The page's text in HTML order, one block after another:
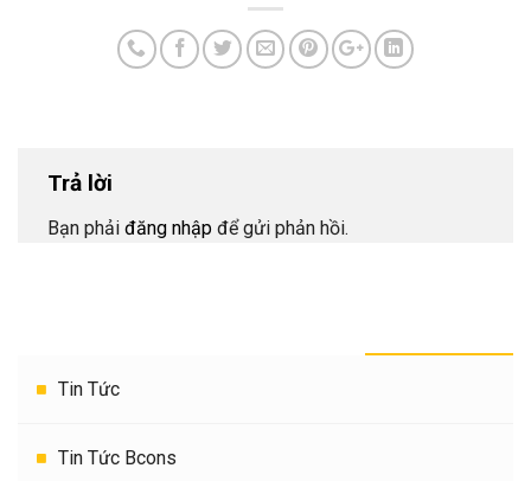
Trả lời
Bạn phải đăng nhập để gửi phản hồi.
Tin Tức
Tin Tức Bcons